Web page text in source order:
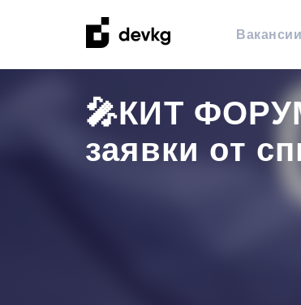
Вакансии
🎤КИТ
заявки от